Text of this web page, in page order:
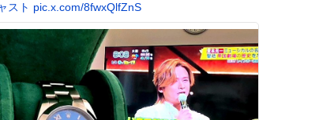
スト pic.x.com/8fwxQlfZnS